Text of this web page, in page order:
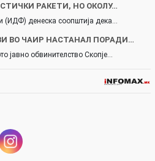
РАКЕТИ, НО ОКОЛУ…
(ИДФ) денеска соопштија дека…
ВО ЧАИР НАСТАНАЛ ПОРАДИ…
јавно обвинителство Скопје…